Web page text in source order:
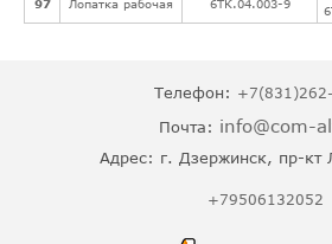
97 Лопатка рабочая 6ТК.04.003-9
Телефон:
Почта: info@com-
Адрес: г. Дзержинск, пр-кт
+79506132052